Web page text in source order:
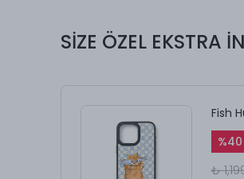
SİZE ÖZEL EKSTRA
Fish
%40
₺